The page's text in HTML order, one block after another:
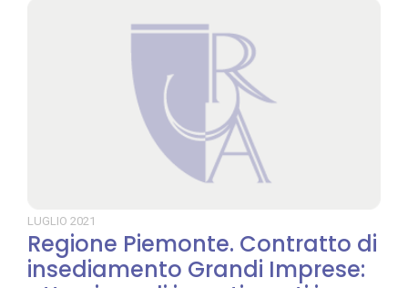
LUGLIO 2021
Regione Piemonte. Contratto di
insediamento Grandi Imprese: